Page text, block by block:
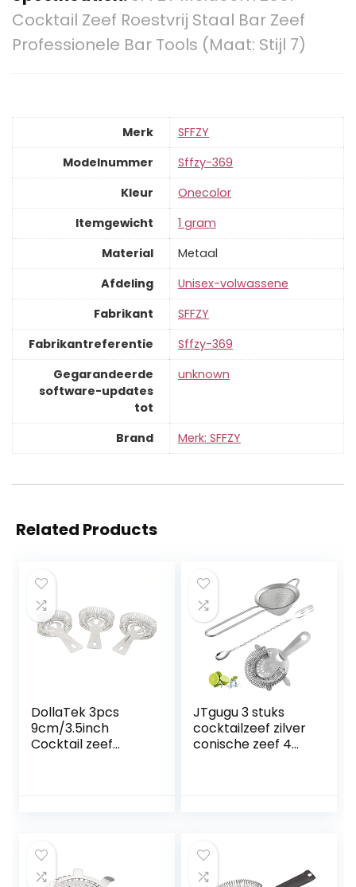
Cocktail Zeef Roestvrij Staal Bar Zeef
Professionele Bar Tools (Maat: Stijl 7)
Merk
‎SFFZY
Modelnummer
‎Sffzy-369
Kleur
‎Onecolor
Itemgewicht
‎1 gram
Material
‎Metaal
Afdeling
‎Unisex-volwassene
Fabrikant
‎SFFZY
Fabrikantreferentie
‎Sffzy-369
Gegarandeerde
software-updates
tot
‎unknown
Brand Merk: SFFZY
Related Products
DollaTek 3pcs
9cm/3.5inch
Cocktail zeef
JTgugu 3 stuks
cocktailzeef zilver
conische zeef 4
filtering cocktails
thee sap koffie